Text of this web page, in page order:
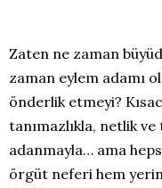
Zaten ne zaman
zaman eylem adamı
önderlik etmeyi?
tanımazlıkla, netlik
adanmayla… ama
örgüt neferi hem